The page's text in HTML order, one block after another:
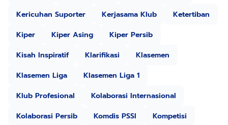
Kericuhan Suporter
Kerjasama Klub
Ketertiban
Kiper
Kiper Asing
Kiper Persib
Kisah Inspiratif
Klarifikasi
Klasemen
Klasemen Liga
Klasemen Liga 1
Klub Profesional
Kolaborasi Internasional
Kolaborasi Persib
Komdis PSSI
Kompetisi